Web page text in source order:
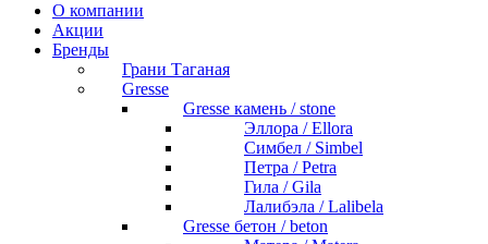
О компании
Акции
Бренды
Грани Таганая
Gresse
Gresse камень / stone
Эллора / Ellora
Симбел / Simbel
Петра / Petra
Гила / Gila
Лалибэла / Lalibela
Gresse бетон / beton